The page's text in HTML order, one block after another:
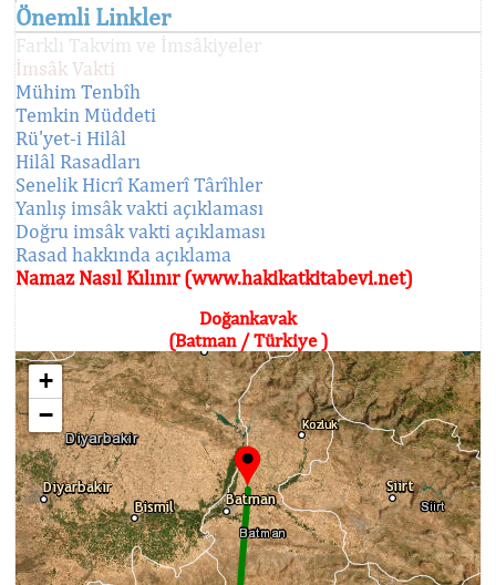
Önemli Linkler
Farklı Takvim ve İmsâkiyeler
İmsâk Vakti
Mühim Tenbîh
Temkin Müddeti
Rü'yet-i Hilâl
Hilâl Rasadları
Senelik Hicrî Kamerî Târîhler
Yanlış imsâk vakti açıklaması
Doğru imsâk vakti açıklaması
Rasad hakkında açıklama
Namaz Nasıl Kılınır (www.hakikatkitabevi.net)
Doğankavak
(Batman / Türkiye )
+
−